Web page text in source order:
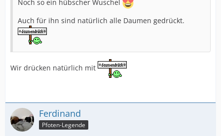
Noch so ein hübscher Wuschel
Auch für ihn sind natürlich alle Daumen gedrückt.
Wir drücken natürlich mit
Ferdinand
Pfoten-Legende